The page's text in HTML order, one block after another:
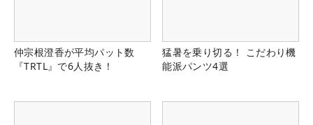
仲宗根澄香が平均パット数
『TRTL』で6人抜き！
猛暑を乗り切る！ こだわり機
能派パンツ4選